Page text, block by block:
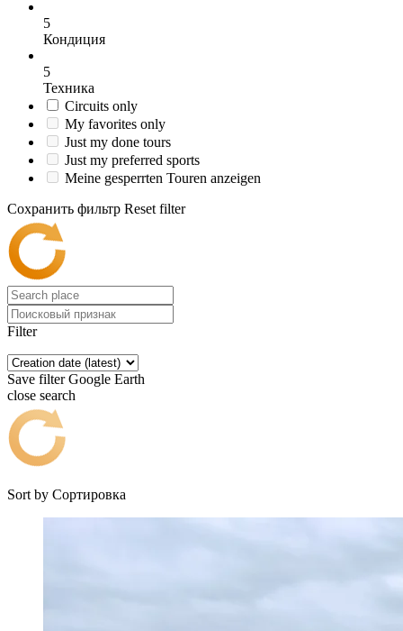
5
Кондиция
5
Техника
Circuits only
My favorites only
Just my done tours
Just my preferred sports
Meine gesperrten Touren anzeigen
Сохранить фильтр Reset filter
Filter
Save filter Google Earth
close search
Sort by Сортировка